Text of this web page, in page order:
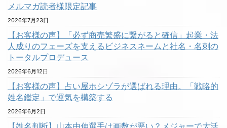
メルマガ読者様限定記事
2026年7月23日
【お客様の声】「必ず商売繁盛に繋がると確信」起業・法
人成りのフェーズを支えるビジネスネームと社名・名刺の
トータルプロデュース
2026年6月12日
【お客様の声】占い屋ホシゾラが選ばれる理由。「戦略的
姓名鑑定」で運気を構築する
2026年6月2日
【姓名判断】山本由伸選手は画数が悪い？メジャーで大活